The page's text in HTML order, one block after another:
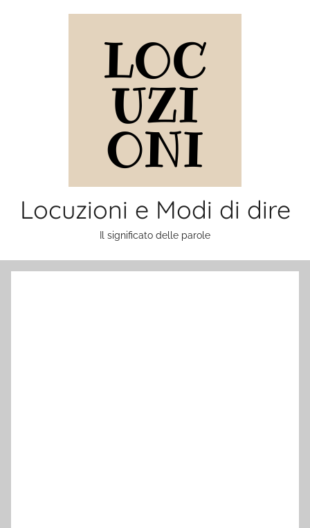
Locuzioni e Modi di dire
Il significato delle parole